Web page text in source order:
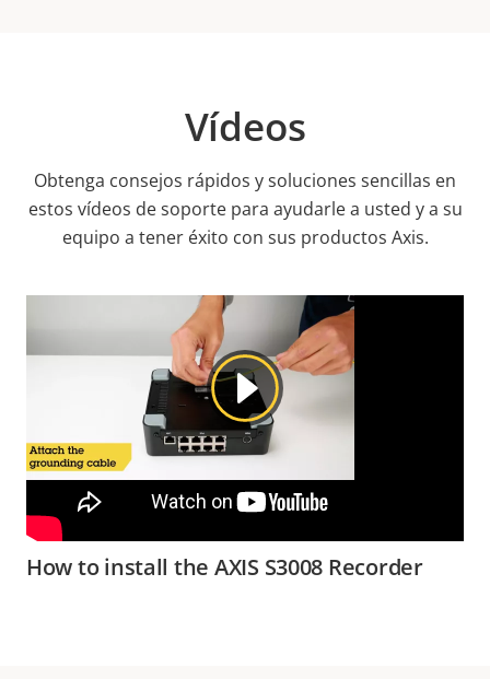
Vídeos
Obtenga consejos rápidos y soluciones sencillas en
estos vídeos de soporte para ayudarle a usted y a su
equipo a tener éxito con sus productos Axis.
How to install the AXIS S3008 Recorder